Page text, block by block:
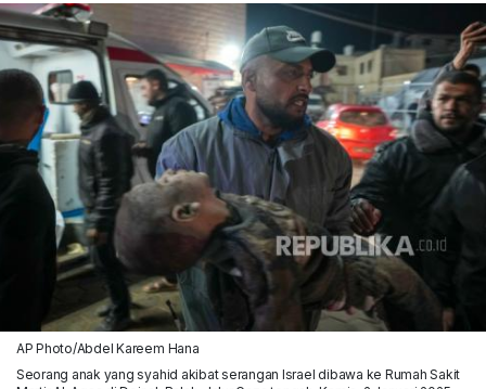
AP Photo/Abdel Kareem Hana
Seorang anak yang syahid akibat serangan Israel dibawa ke Rumah Sakit